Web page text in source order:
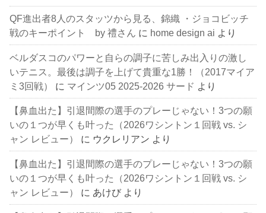
QF進出者8人のスタッツから見る、錦織 ・ジョコビッチ
戦のキーポイント by 禮さん に home design ai より
ベルダスコのパワーと自らの調子に苦しみ出入りの激し
いテニス。最後は調子を上げて貴重な1勝！（2017マイア
ミ3回戦）
に マインツ05 2025-2026 サード より
【鼻血出た】引退間際の選手のプレーじゃない！3つの願
いの１つが早くも叶った（2026ワシントン１回戦 vs. シ
ャン レビュー）
に ウクレリアン より
【鼻血出た】引退間際の選手のプレーじゃない！3つの願
いの１つが早くも叶った（2026ワシントン１回戦 vs. シ
ャン レビュー）
に あけび より